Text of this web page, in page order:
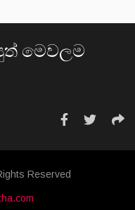
මෙවලම
Reserved